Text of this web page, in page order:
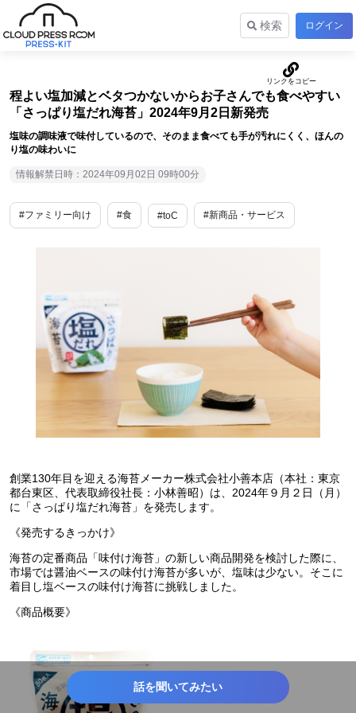
検索 ログイン
程よい塩加減とベタつかないからお子さんでも食べやすい
「さっぱり塩だれ海苔」2024年9月2日新発売
塩味の調味液で味付しているので、そのまま食べても手が汚れにくく、ほんの
り塩の味わいに
情報解禁日時：2024年09月02日 09時00分
#ファミリー向け #食 #toC #新商品・サービス
創業130年目を迎える海苔メーカー株式会社小善本店（本社：東京
都台東区、代表取締役社長：小林善昭）は、2024年９月２日（月）
に「さっぱり塩だれ海苔」を発売します。
《発売するきっかけ》
海苔の定番商品「味付け海苔」の新しい商品開発を検討した際に、
市場では醤油ベースの味付け海苔が多いが、塩味は少ない。そこに
着目し塩ベースの味付け海苔に挑戦しました。
《商品概要》
話を聞いてみたい